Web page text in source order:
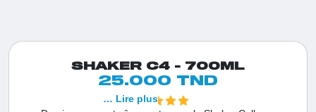
SHAKER C4 - 700ML
25.000 TND
… Lire plus